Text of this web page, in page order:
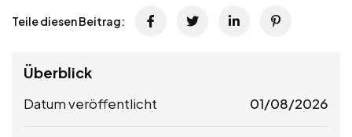
Teile diesen Beitrag:
Überblick
Datum veröffentlicht 01/08/2026